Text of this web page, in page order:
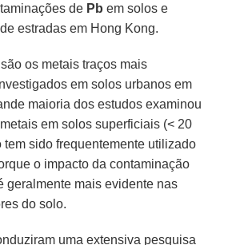
de Pb em solos e
estradas em Hong Kong.
são os metais traços mais
em solos urbanos em
maioria dos estudos examinou
em solos superficiais (< 20
tem sido frequentemente utilizado
o impacto da contaminação
geralmente mais evidente nas
do solo.
uma extensiva pesquisa